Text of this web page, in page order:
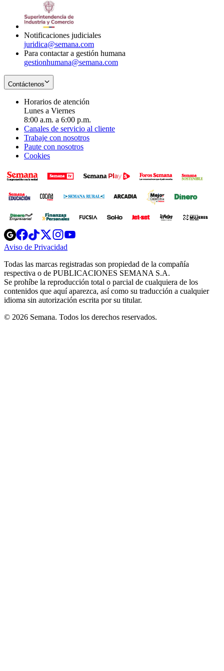
Notificaciones judiciales
juridica@semana.com
Para contactar a gestión humana
gestionhumana@semana.com
Contáctenos
Horarios de atención
Lunes a Viernes
8:00 a.m. a 6:00 p.m.
Canales de servicio al cliente
Trabaje con nosotros
Paute con nosotros
Cookies
Opens
in
new
Opens
in
new
Opens
in
new
window
Opens
new
windowwindow
Aviso de Privacidad
new
window
Todas las marcas registradas son propiedad de la compañía
respectiva o de PUBLICACIONES SEMANA S.A.
Se prohíbe la reproducción total o parcial de cualquiera de los
contenidos que aquí aparezca, así como su traducción a cualquier
idioma sin autorización escrita por su titular.
© 2026 Semana. Todos los derechos reservados.